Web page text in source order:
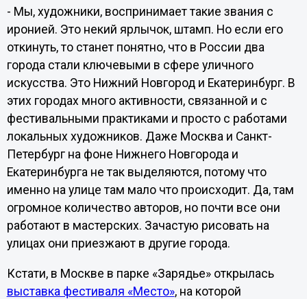
- Мы, художники, воспринимает такие звания с
иронией. Это некий ярлычок, штамп. Но если его
откинуть, то станет понятно, что в России два
города стали ключевыми в сфере уличного
искусства. Это Нижний Новгород и Екатеринбург. В
этих городах много активности, связанной и с
фестивальными практиками и просто с работами
локальных художников. Даже Москва и Санкт-
Петербург на фоне Нижнего Новгорода и
Екатеринбурга не так выделяются, потому что
именно на улице там мало что происходит. Да, там
огромное количество авторов, но почти все они
работают в мастерских. Зачастую рисовать на
улицах они приезжают в другие города.
Кстати, в Москве в парке «Зарядье» открылась
выставка фестиваля «Место», на которой